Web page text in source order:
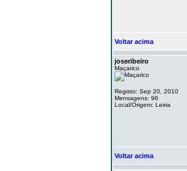
Voltar acima
joseribeiro
Maçarico
Registo: Sep 20, 2010
Mensagens: 96
Local/Origem: Leiria
Voltar acima